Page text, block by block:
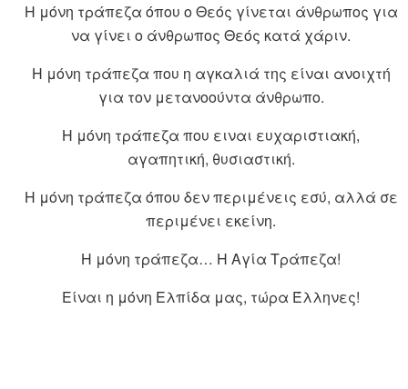
Η μόνη τράπεζα όπου ο Θεός γίνεται άνθρωπος για
να γίνει ο άνθρωπος Θεός κατά χάριν.
Η μόνη τράπεζα που η αγκαλιά της είναι ανοιχτή
για τον μετανοούντα άνθρωπο.
Η μόνη τράπεζα που ειναι ευχαριστιακή,
αγαπητική, θυσιαστική.
Η μόνη τράπεζα όπου δεν περιμένεις εσύ, αλλά σε
περιμένει εκείνη.
Η μόνη τράπεζα… Η Αγία Τράπεζα!
Είναι η μόνη Ελπίδα μας, τώρα Έλληνες!